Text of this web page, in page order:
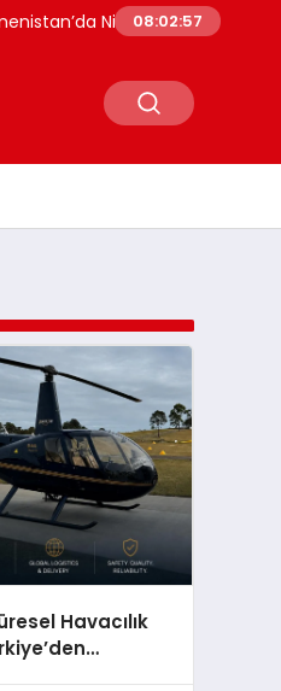
Nikol Paşinyan Hükümet
08:02:58
Havacılık